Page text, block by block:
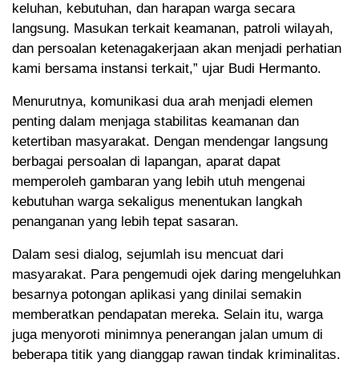
keluhan, kebutuhan, dan harapan warga secara
langsung. Masukan terkait keamanan, patroli wilayah,
dan persoalan ketenagakerjaan akan menjadi perhatian
kami bersama instansi terkait,” ujar Budi Hermanto.
Menurutnya, komunikasi dua arah menjadi elemen
penting dalam menjaga stabilitas keamanan dan
ketertiban masyarakat. Dengan mendengar langsung
berbagai persoalan di lapangan, aparat dapat
memperoleh gambaran yang lebih utuh mengenai
kebutuhan warga sekaligus menentukan langkah
penanganan yang lebih tepat sasaran.
Dalam sesi dialog, sejumlah isu mencuat dari
masyarakat. Para pengemudi ojek daring mengeluhkan
besarnya potongan aplikasi yang dinilai semakin
memberatkan pendapatan mereka. Selain itu, warga
juga menyoroti minimnya penerangan jalan umum di
beberapa titik yang dianggap rawan tindak kriminalitas.